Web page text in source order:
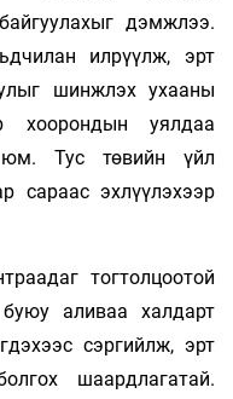
дэмжлээ.
илрүүлж, эрт
шинжлэх ухааны
хоорондын уялдаа
юм. Тус төвийн үйл
сараас эхлүүлэхээр
тогтолцоотой
аливаа халдарт
сэргийлж, эрт
шаардлагатай.